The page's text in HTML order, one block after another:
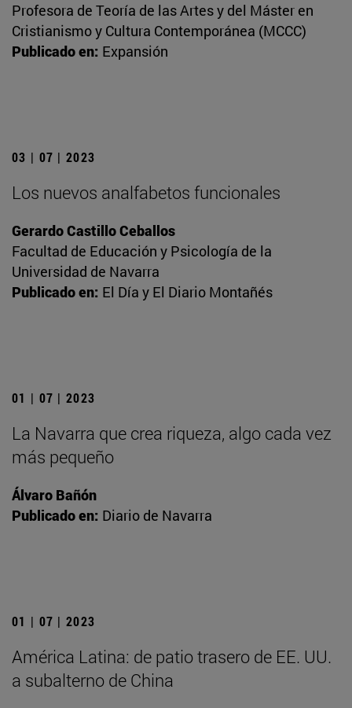
Profesora de Teoría de las Artes y del Máster en
Cristianismo y Cultura Contemporánea (MCCC)
Publicado en: Expansión
03 | 07 | 2023
Los nuevos analfabetos funcionales
Gerardo Castillo Ceballos
Facultad de Educación y Psicología de la
Universidad de Navarra
Publicado en: El Día y El Diario Montañés
01 | 07 | 2023
La Navarra que crea riqueza, algo cada vez
más pequeño
Álvaro Bañón
Publicado en: Diario de Navarra
01 | 07 | 2023
América Latina: de patio trasero de EE. UU.
a subalterno de China